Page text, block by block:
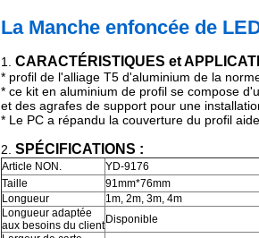
La Manche enfoncée de
1. CARACTÉRISTIQUES et
* profil de l'alliage T5 d'aluminium de la
* ce kit en aluminium de profil se compose
et des agrafes de support pour une
* Le PC a répandu la couverture du profil
2. SPÉCIFICATIONS :
Article NON.
YD-9176
Taille
91mm*76mm
Longueur
1m, 2m, 3m, 4m
Longueur adaptée
aux besoins du client Disponible